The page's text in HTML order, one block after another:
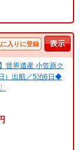
入りに登録
世界遺産 小笠原ク
）出航／5泊6日◆